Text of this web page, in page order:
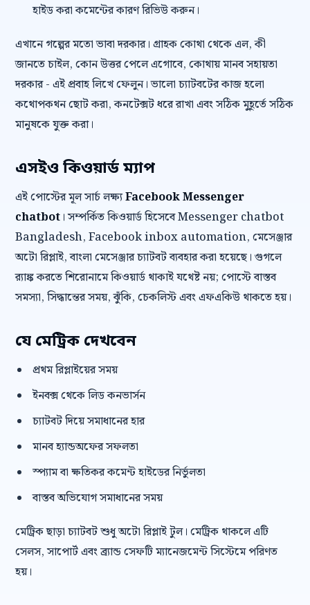
হাইড করা কমেন্টের কারণ রিভিউ করুন।
এখানে গল্পের মতো ভাবা দরকার। গ্রাহক কোথা থেকে এল, কী
জানতে চাইল, কোন উত্তর পেলে এগোবে, কোথায় মানব সহায়তা
দরকার - এই প্রবাহ লিখে ফেলুন। ভালো চ্যাটবটের কাজ হলো
কথোপকথন ছোট করা, কনটেক্সট ধরে রাখা এবং সঠিক মুহূর্তে সঠিক
মানুষকে যুক্ত করা।
এসইও কিওয়ার্ড ম্যাপ
এই পোস্টের মূল সার্চ লক্ষ্যFacebook Messenger
chatbot । সম্পর্কিত কিওয়ার্ড হিসেবে Messenger chatbot
Bangladesh, Facebook inbox automation, মেসেঞ্জার
অটো রিপ্লাই, বাংলা মেসেঞ্জার চ্যাটবট ব্যবহার করা হয়েছে। গুগলে
র‍্যাঙ্ক করতে শিরোনামে কিওয়ার্ড থাকাই যথেষ্ট নয়; পোস্টে বাস্তব
সমস্যা, সিদ্ধান্তের সময়, ঝুঁকি, চেকলিস্ট এবং এফএকিউ থাকতে হয়।
যে মেট্রিক দেখবেন
প্রথম রিপ্লাইয়ের সময়
ইনবক্স থেকে লিড কনভার্সন
চ্যাটবট দিয়ে সমাধানের হার
মানব হ্যান্ডঅফের সফলতা
স্প্যাম বা ক্ষতিকর কমেন্ট হাইডের নির্ভুলতা
বাস্তব অভিযোগ সমাধানের সময়
মেট্রিক ছাড়া চ্যাটবট শুধু অটো রিপ্লাই টুল। মেট্রিক থাকলে এটি
সেলস, সাপোর্ট এবং ব্র্যান্ড সেফটি ম্যানেজমেন্ট সিস্টেমে পরিণত
হয়।